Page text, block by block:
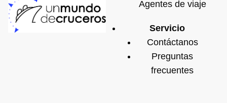
Agentes de viaje
Servicio
Contáctanos
Preguntas
frecuentes